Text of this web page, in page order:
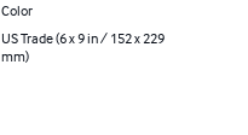
Color
US Trade (6 x 9 in / 152 x 229
mm)